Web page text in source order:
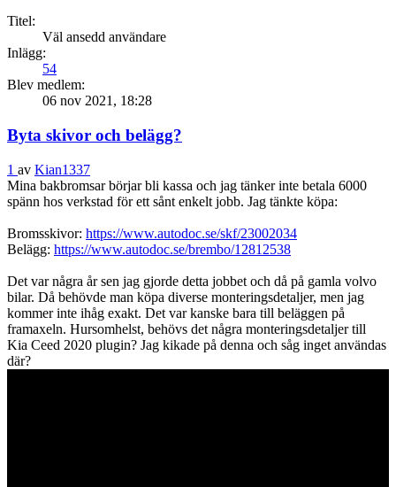
Titel:
Väl ansedd användare
Inlägg:
54
Blev medlem:
06 nov 2021, 18:28
Byta skivor och belägg?
1 av Kian1337
Mina bakbromsar börjar bli kassa och jag tänker inte betala 6000
spänn hos verkstad för ett sånt enkelt jobb. Jag tänkte köpa:
Bromsskivor: https://www.autodoc.se/skf/23002034
Belägg: https://www.autodoc.se/brembo/12812538
Det var några år sen jag gjorde detta jobbet och då på gamla volvo
bilar. Då behövde man köpa diverse monteringsdetaljer, men jag
kommer inte ihåg exakt. Det var kanske bara till beläggen på
framaxeln. Hursomhelst, behövs det några monteringsdetaljer till
Kia Ceed 2020 plugin? Jag kikade på denna och såg inget användas
där?